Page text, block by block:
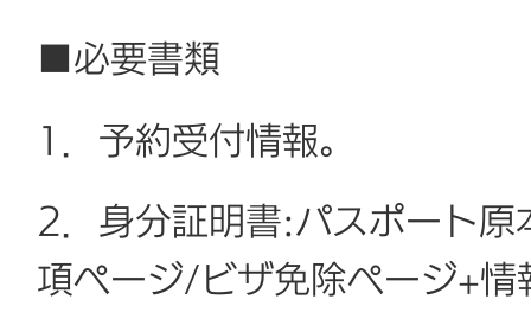
■必要書類
1．予約受付情報。
2．身分証明書:パスポート
項ページ/ビザ免除ページ+情